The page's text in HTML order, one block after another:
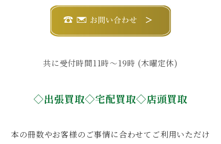
共に受付時間11時〜19時 (木曜定休)
◇出張買取◇宅配買取◇店頭買取
本の冊数やお客様のご事情に合わせてご利用いただけ